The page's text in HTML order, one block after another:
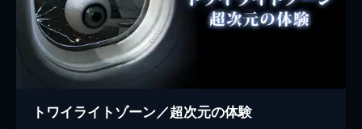
トワイライトゾーン／超次元の体験